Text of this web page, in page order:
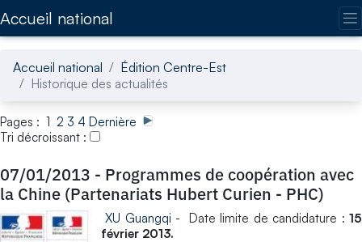
Accueil national
Accueil national
Édition Centre-Est
Historique des actualités
Pages : 1 2 3 4 Dernière
Tri décroissant :
07/01/2013 - Programmes de coopération avec
la Chine (Partenariats Hubert Curien - PHC)
XU Guangqi - Date limite de candidature :15
février 2013.